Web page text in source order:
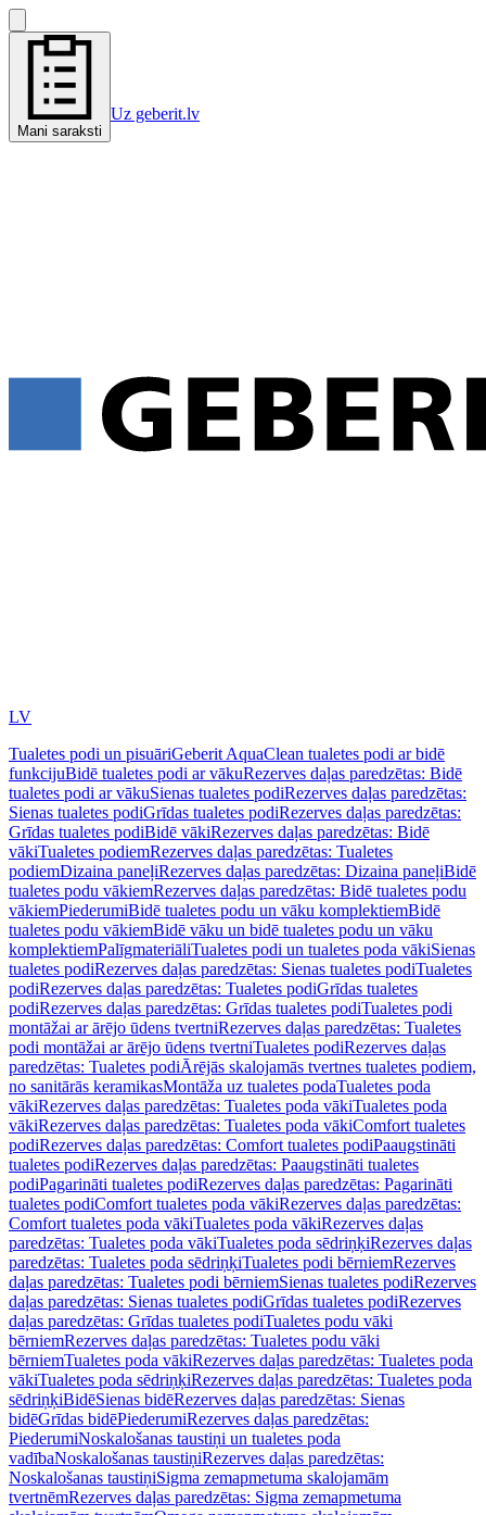
Mani saraksti
Uz geberit.lv
LV
Tualetes podi un pisuāriGeberit AquaClean tualetes podi ar bidē
funkcijuBidē tualetes podi ar vākuRezerves daļas paredzētas: Bidē
tualetes podi ar vākuSienas tualetes podiRezerves daļas paredzētas:
Sienas tualetes podiGrīdas tualetes podiRezerves daļas paredzētas:
Grīdas tualetes podiBidē vākiRezerves daļas paredzētas: Bidē
vākiTualetes podiemRezerves daļas paredzētas: Tualetes
podiemDizaina paneļiRezerves daļas paredzētas: Dizaina paneļiBidē
tualetes podu vākiemRezerves daļas paredzētas: Bidē tualetes podu
vākiemPiederumiBidē tualetes podu un vāku komplektiemBidē
tualetes podu vākiemBidē vāku un bidē tualetes podu un vāku
komplektiemPalīgmateriāliTualetes podi un tualetes poda vākiSienas
tualetes podiRezerves daļas paredzētas: Sienas tualetes podiTualetes
podiRezerves daļas paredzētas: Tualetes podiGrīdas tualetes
podiRezerves daļas paredzētas: Grīdas tualetes podiTualetes podi
montāžai ar ārējo ūdens tvertniRezerves daļas paredzētas: Tualetes
podi montāžai ar ārējo ūdens tvertniTualetes podiRezerves daļas
paredzētas: Tualetes podiĀrējās skalojamās tvertnes tualetes podiem,
no sanitārās keramikasMontāža uz tualetes podaTualetes poda
vākiRezerves daļas paredzētas: Tualetes poda vākiTualetes poda
vākiRezerves daļas paredzētas: Tualetes poda vākiComfort tualetes
podiRezerves daļas paredzētas: Comfort tualetes podiPaaugstināti
tualetes podiRezerves daļas paredzētas: Paaugstināti tualetes
podiPagarināti tualetes podiRezerves daļas paredzētas: Pagarināti
tualetes podiComfort tualetes poda vākiRezerves daļas paredzētas:
Comfort tualetes poda vākiTualetes poda vākiRezerves daļas
paredzētas: Tualetes poda vākiTualetes poda sēdriņķiRezerves daļas
paredzētas: Tualetes poda sēdriņķiTualetes podi bērniemRezerves
daļas paredzētas: Tualetes podi bērniemSienas tualetes podiRezerves
daļas paredzētas: Sienas tualetes podiGrīdas tualetes podiRezerves
daļas paredzētas: Grīdas tualetes podiTualetes podu vāki
bērniemRezerves daļas paredzētas: Tualetes podu vāki
bērniemTualetes poda vākiRezerves daļas paredzētas: Tualetes poda
vākiTualetes poda sēdriņķiRezerves daļas paredzētas: Tualetes poda
sēdriņķiBidēSienas bidēRezerves daļas paredzētas: Sienas
bidēGrīdas bidēPiederumiRezerves daļas paredzētas:
PiederumiNoskalošanas taustiņi un tualetes poda
vadībaNoskalošanas taustiņiRezerves daļas paredzētas:
Noskalošanas taustiņiSigma zemapmetuma skalojamām
tvertnēmRezerves daļas paredzētas: Sigma zemapmetuma